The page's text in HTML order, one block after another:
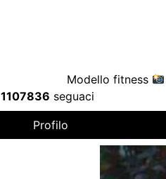
Modello fitness
1107836 seguaci
Profilo